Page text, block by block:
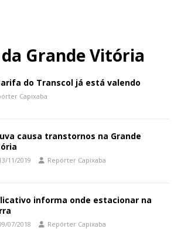
Grande Vitória
do Transcol já está valendo
Capixaba
causa transtornos na Grande
11/2019 Repórter Capixaba
informa onde estacionar na
07/2018 Repórter Capixaba